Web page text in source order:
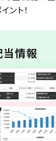
ント！
当情報